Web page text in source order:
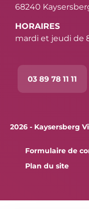
68240
HORAIRES
mardi et jeudi de
03 89 78 11 11
2026 - Kaysersberg
Formulaire de
Plan du site